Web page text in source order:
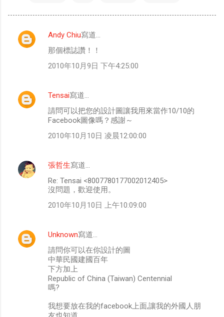
留
Andy Chiu寫道…
那個標誌讚！！
2010年10月9日 下午4:25:00
Tensai寫道…
請問可以把您的設計圖讓我用來當作10/10的
Facebook圖像嗎？感謝～
2010年10月10日 凌晨12:00:00
張哲生寫道…
Re: Tensai <8007780177002012405>
沒問題，歡迎使用。
2010年10月10日 上午10:09:00
Unknown寫道…
請問你可以在你設計的圖
中華民國建國百年
下方加上
Republic of China (Taiwan) Centennial
嗎?
我想要放在我的facebook上面,讓我的外國人朋